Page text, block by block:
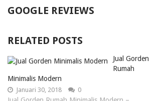
GOOGLE REVIEWS
RELATED POSTS
Jual Gorden
Rumah
Minimalis Modern
Januari 30, 2018 0